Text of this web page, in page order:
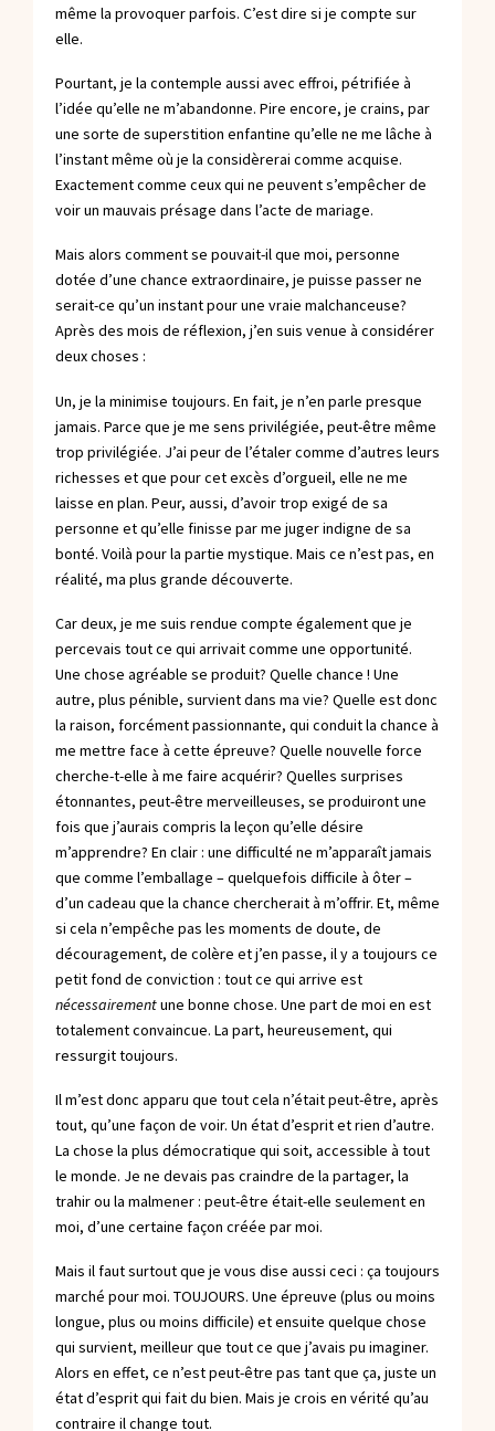
même la provoquer parfois. C’est dire si je compte sur
elle.
Pourtant, je la contemple aussi avec effroi, pétrifiée à
l’idée qu’elle ne m’abandonne. Pire encore, je crains, par
une sorte de superstition enfantine qu’elle ne me lâche à
l’instant même où je la considèrerai comme acquise.
Exactement comme ceux qui ne peuvent s’empêcher de
voir un mauvais présage dans l’acte de mariage.
Mais alors comment se pouvait-il que moi, personne
dotée d’une chance extraordinaire, je puisse passer ne
serait-ce qu’un instant pour une vraie malchanceuse?
Après des mois de réflexion, j’en suis venue à considérer
deux choses :
Un, je la minimise toujours. En fait, je n’en parle presque
jamais. Parce que je me sens privilégiée, peut-être même
trop privilégiée. J’ai peur de l’étaler comme d’autres leurs
richesses et que pour cet excès d’orgueil, elle ne me
laisse en plan. Peur, aussi, d’avoir trop exigé de sa
personne et qu’elle finisse par me juger indigne de sa
bonté. Voilà pour la partie mystique. Mais ce n’est pas, en
réalité, ma plus grande découverte.
Car deux, je me suis rendue compte également que je
percevais tout ce qui arrivait comme une opportunité.
Une chose agréable se produit? Quelle chance ! Une
autre, plus pénible, survient dans ma vie? Quelle est donc
la raison, forcément passionnante, qui conduit la chance à
me mettre face à cette épreuve? Quelle nouvelle force
cherche-t-elle à me faire acquérir? Quelles surprises
étonnantes, peut-être merveilleuses, se produiront une
fois que j’aurais compris la leçon qu’elle désire
m’apprendre? En clair : une difficulté ne m’apparaît jamais
que comme l’emballage – quelquefois difficile à ôter –
d’un cadeau que la chance chercherait à m’offrir. Et, même
si cela n’empêche pas les moments de doute, de
découragement, de colère et j’en passe, il y a toujours ce
petit fond de conviction : tout ce qui arrive est
nécessairementune bonne chose. Une part de moi en est
totalement convaincue. La part, heureusement, qui
ressurgit toujours.
Il m’est donc apparu que tout cela n’était peut-être, après
tout, qu’une façon de voir. Un état d’esprit et rien d’autre.
La chose la plus démocratique qui soit, accessible à tout
le monde. Je ne devais pas craindre de la partager, la
trahir ou la malmener : peut-être était-elle seulement en
moi, d’une certaine façon créée par moi.
Mais il faut surtout que je vous dise aussi ceci : ça toujours
marché pour moi. TOUJOURS. Une épreuve (plus ou moins
longue, plus ou moins difficile) et ensuite quelque chose
qui survient, meilleur que tout ce que j’avais pu imaginer.
Alors en effet, ce n’est peut-être pas tant que ça, juste un
état d’esprit qui fait du bien. Mais je crois en vérité qu’au
contraire il change tout.